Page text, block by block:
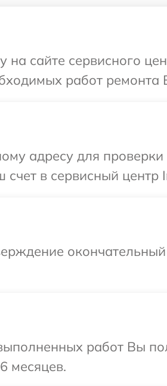
сайте сервисного
работ ремонта
адресу для проверки
в сервисный центр
работ Вы
месяцев.